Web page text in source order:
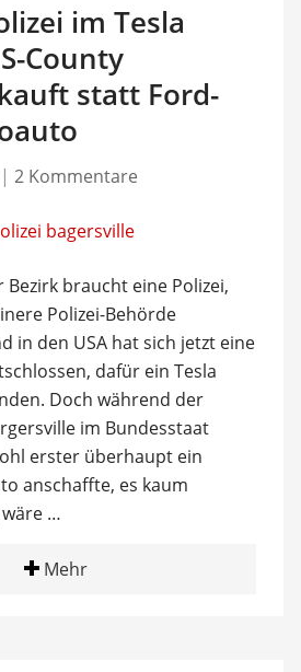
im Tesla
County
statt Ford-
| 2 Kommentare
braucht eine Polizei,
Polizei-Behörde
in den USA hat sich jetzt eine
dafür ein Tesla
Doch während der
im Bundesstaat
erster überhaupt ein
anschaffte, es kaum
…
Mehr